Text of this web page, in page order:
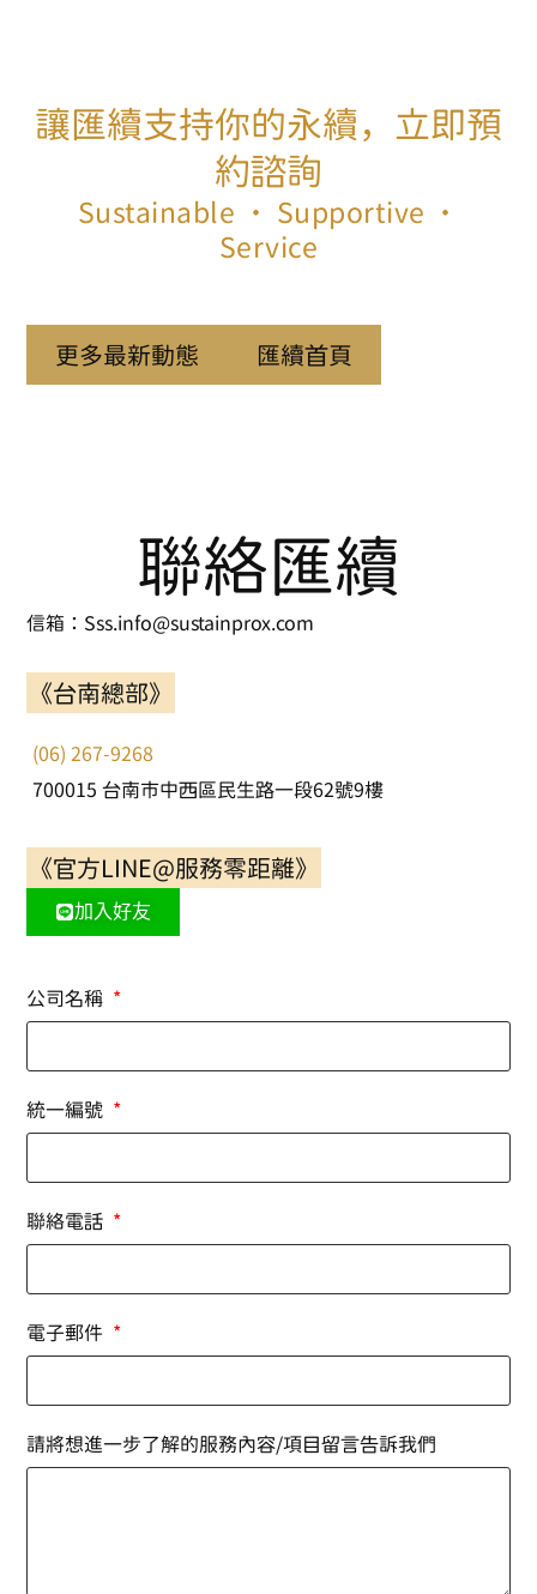
讓匯續支持你的永續，立即預
約諮詢
Sustainable ‧ Supportive ‧
Service
更多最新動態 匯續首頁
聯絡匯續
信箱：Sss.info@sustainprox.com
《台南總部》
(06) 267-9268
700015 台南市中西區民生路一段62號9樓
《官方LINE@服務零距離》
加入好友
公司名稱
統一編號
聯絡電話
電子郵件
請將想進一步了解的服務內容/項目留言告訴我們